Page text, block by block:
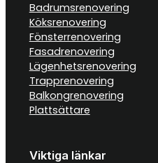
Badrumsrenovering
Köksrenovering
Fönsterrenovering
Fasadrenovering
Lägenhetsrenovering
Trapprenovering
Balkongrenovering
Plattsättare
Viktiga länkar